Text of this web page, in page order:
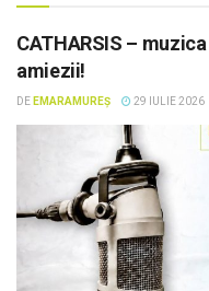
CATHARSIS –
amiezii!
DE EMARAMUREȘ 29 IULIE 2026